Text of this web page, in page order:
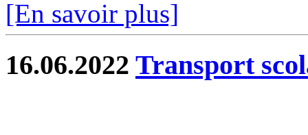
[En savoir plus]
16.06.2022 Transport